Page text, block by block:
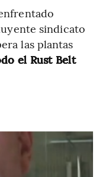
sindicato
las plantas
el Rust Belt